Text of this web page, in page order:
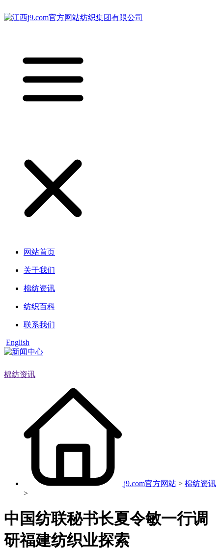
网站首页
关于我们
棉纺资讯
纺织百科
联系我们
English
棉纺资讯
j9.com官方网站 > 棉纺资讯
>
中国纺联秘书长夏令敏一行调
研福建纺织业探索